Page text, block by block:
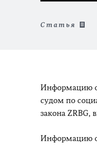
Статья
Информацию о
судом по
закона ZRBG,
Информацию о